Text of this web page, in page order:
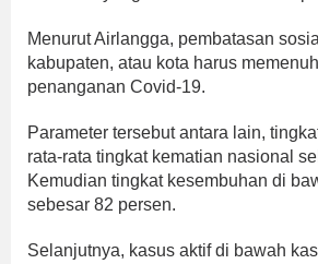
Menurut Airlangga, pembatasan
kabupaten, atau kota harus
penanganan Covid-19.
Parameter tersebut antara lain,
rata-rata tingkat kematian nasional
Kemudian tingkat kesembuhan di
sebesar 82 persen.
Selanjutnya, kasus aktif di bawah